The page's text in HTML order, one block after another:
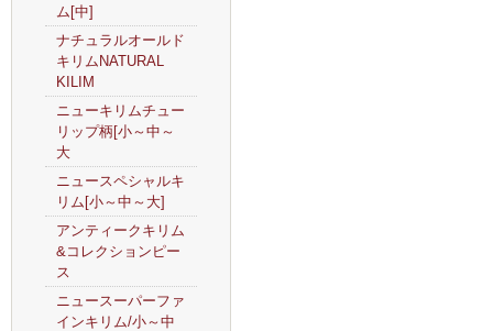
ム[中]
ナチュラルオールド
キリムNATURAL
KILIM
ニューキリムチュー
リップ柄[小～中～
大
ニュースペシャルキ
リム[小～中～大]
アンティークキリム
&コレクションピー
ス
ニュースーパーファ
インキリム/小～中